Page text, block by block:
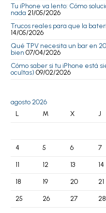
Tu iPhone va lento: Cómo
nada 21/05/2026
Trucos reales para que la
14/05/2026
Qué TPV necesita un bar en
bien 07/04/2026
Cómo saber si tu iPhone está
ocultas) 09/02/2026
agosto 2026
L
M X J
4 5 6 7
11 12 13 14
18 19 20 21
25 26 27 28